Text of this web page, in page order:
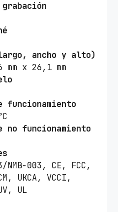
ancho y alto)
mm x 26,1 mm
funcionamiento
no funcionamiento
NMB-003, CE, FCC,
UKCA, VCCI,
UL